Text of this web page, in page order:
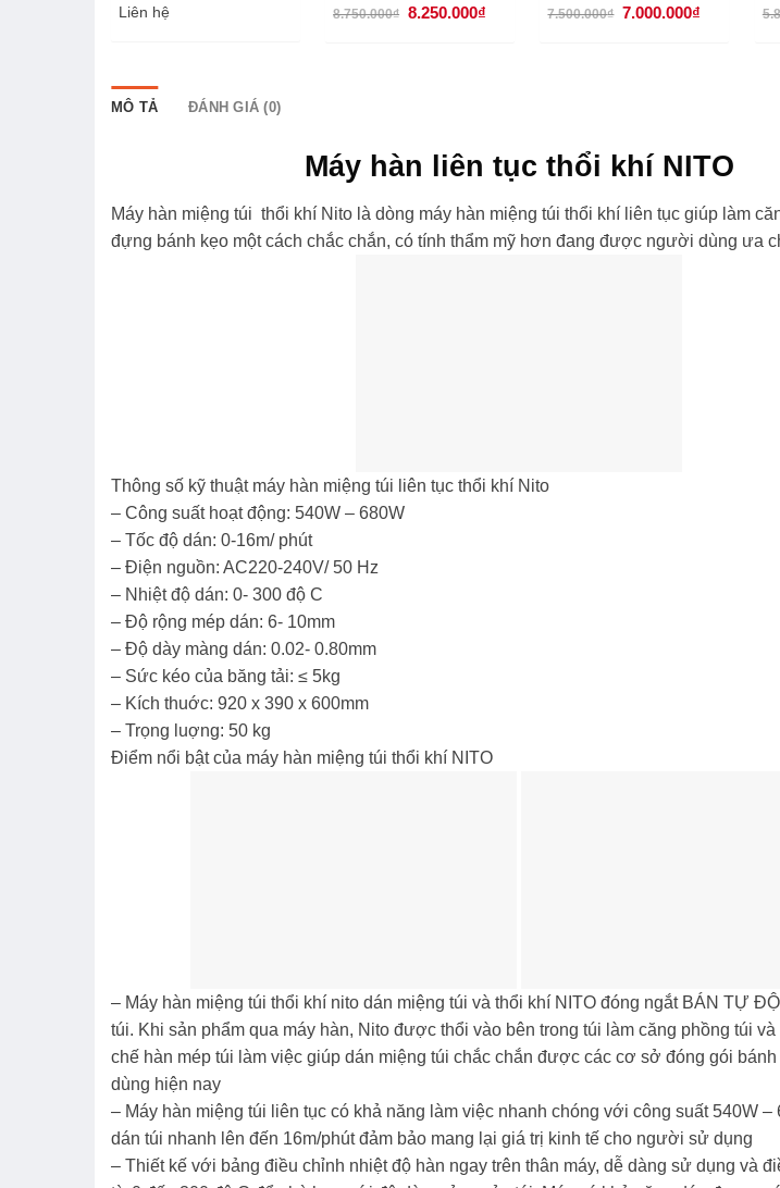
Liên hệ
8.750.000₫ Giá
8.250.000₫Giá
7.500.000₫ Giá
7.000.000₫
MÔ TẢ ĐÁNH GIÁ (0)
Máy hàn liên tục thổi khí NITO
Máy hàn miệng túi thổi khí Nito là dòng máy hàn miệng túi thổi khí liên tục giúp làm
đựng bánh kẹo một cách chắc chắn, có tính thẩm mỹ hơn đang được người dùng ưa
Thông số kỹ thuật máy hàn miệng túi liên tục thổi khí Nito
– Công suất hoạt động: 540W – 680W
– Tốc độ dán: 0-16m/ phút
– Điện nguồn: AC220-240V/ 50 Hz
– Nhiệt độ dán: 0- 300 độ C
– Độ rộng mép dán: 6- 10mm
– Độ dày màng dán: 0.02- 0.80mm
– Sức kéo của băng tải: ≤ 5kg
– Kích thuớc: 920 x 390 x 600mm
– Trọng luợng: 50 kg
Điểm nổi bật của máy hàn miệng túi thổi khí NITO
– Máy hàn miệng túi thổi khí nito dán miệng túi và thổi khí NITO đóng ngắt BÁN TỰ
túi. Khi sản phẩm qua máy hàn, Nito được thổi vào bên trong túi làm căng phồng túi
chế hàn mép túi làm việc giúp dán miệng túi chắc chắn được các cơ sở đóng gói
dùng hiện nay
– Máy hàn miệng túi liên tục có khả năng làm việc nhanh chóng với công suất 540W –
dán túi nhanh lên đến 16m/phút đảm bảo mang lại giá trị kinh tế cho người sử dụng
– Thiết kế với bảng điều chỉnh nhiệt độ hàn ngay trên thân máy, dễ dàng sử dụng và